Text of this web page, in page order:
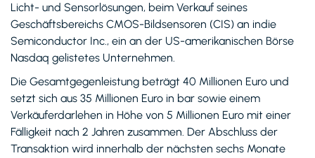
Licht- und Sensorlösungen, beim Verkauf seines
Geschäftsbereichs CMOS-Bildsensoren (CIS) an indie
Semiconductor Inc., ein an der US-amerikanischen Börse
Nasdaq gelistetes Unternehmen.
Die Gesamtgegenleistung beträgt 40 Millionen Euro und
setzt sich aus 35 Millionen Euro in bar sowie einem
Verkäuferdarlehen in Höhe von 5 Millionen Euro mit einer
Fälligkeit nach 2 Jahren zusammen. Der Abschluss der
Transaktion wird innerhalb der nächsten sechs Monate